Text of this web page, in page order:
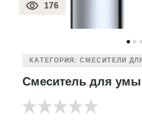
176
КАТЕГОРИЯ: СМЕСИТЕЛИ
Смеситель для